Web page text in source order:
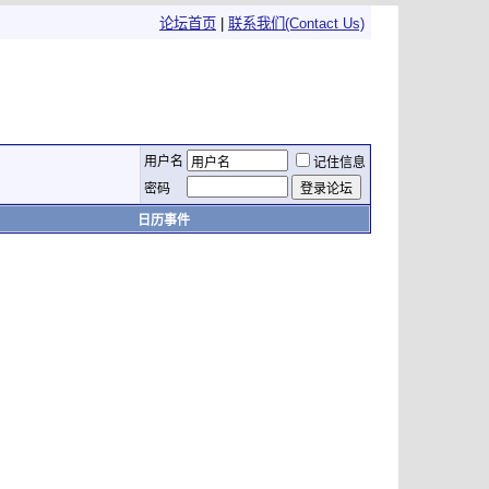
论坛首页 联系我们(Contact Us)
用户名
记住信息
密码
日历事件